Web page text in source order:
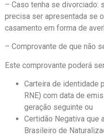
– Caso tenha se divorciado:
precisa ser apresentada se
casamento em forma de
– Comprovante de que não
Este comprovante poderá
Carteira de identidade
RNE) com data de
geração seguinte ou
Certidão Negativa que
Brasileiro de